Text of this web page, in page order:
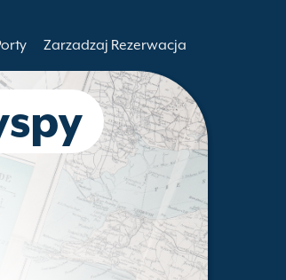
Zarzadzaj Rezerwacja